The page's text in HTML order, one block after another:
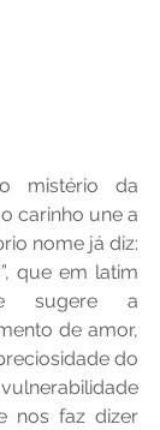
mistério da
carinho une a
nome já diz:
que em latim
e sugere a
de amor,
do
nos faz dizer